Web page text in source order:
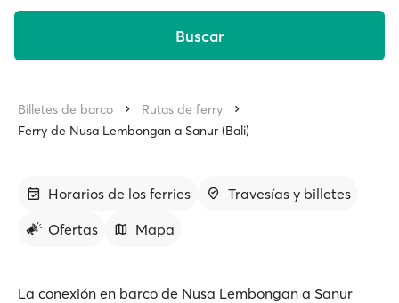
Buscar
Billetes de barco
Rutas de ferry
Ferry de Nusa Lembongan a Sanur (Bali)
Horarios de los ferries
Travesías y billetes
Ofertas
Mapa
La conexión en barco de Nusa Lembongan a Sanur